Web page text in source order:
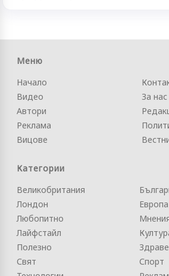
Меню
Начало
Видео
Автори
Реклама
Вицове
За нас
Категории
Великобритания
Лондон
Любопитно
Лайфстайл
Полезно
Свят
Европа
Здраве
Спорт